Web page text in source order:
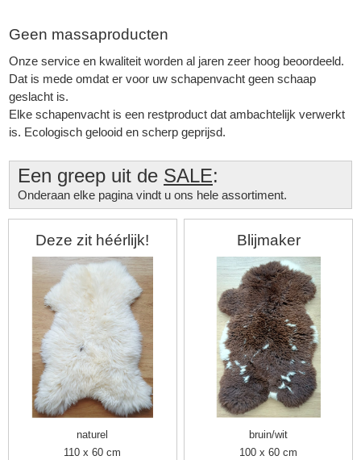
Geen massaproducten
Onze service en kwaliteit worden al jaren zeer hoog beoordeeld.
Dat is mede omdat er voor uw schapenvacht geen schaap
geslacht is.
Elke schapenvacht is een restproduct dat ambachtelijk verwerkt
is. Ecologisch gelooid en scherp geprijsd.
Een greep uit de SALE:
Onderaan elke pagina vindt u ons hele assortiment.
Deze zit héérlijk!
naturel
110 x 60 cm
Blijmaker
bruin/wit
100 x 60 cm